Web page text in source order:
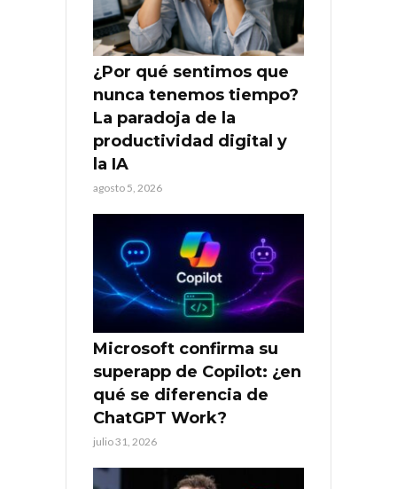
¿Por qué sentimos que
nunca tenemos tiempo?
La paradoja de la
productividad digital y
la IA
agosto 5, 2026
Microsoft confirma su
superapp de Copilot: ¿en
qué se diferencia de
ChatGPT Work?
julio 31, 2026